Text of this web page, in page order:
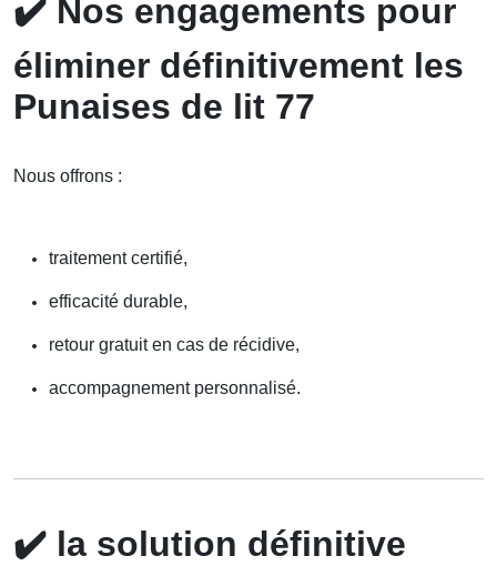
✔️ Nos engagements pour
éliminer définitivement les
Punaises de lit 77
Nous offrons :
traitement certifié,
efficacité durable,
retour gratuit en cas de récidive,
accompagnement personnalisé.
✔️ la solution définitive